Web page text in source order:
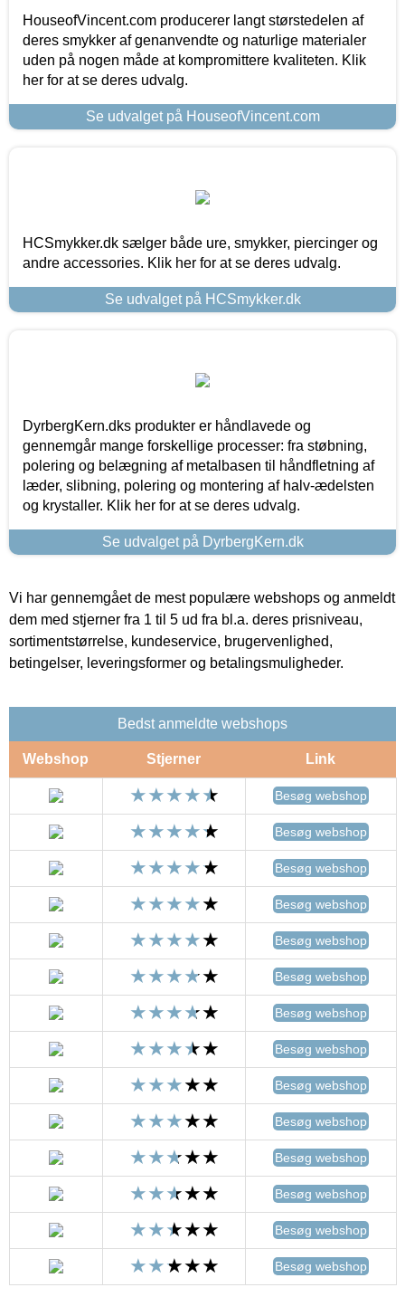
HouseofVincent.com producerer langt størstedelen af
deres smykker af genanvendte og naturlige materialer
uden på nogen måde at kompromittere kvaliteten. Klik
her for at se deres udvalg.
Se udvalget på HouseofVincent.com
HCSmykker.dk sælger både ure, smykker, piercinger og
andre accessories. Klik her for at se deres udvalg.
Se udvalget på HCSmykker.dk
DyrbergKern.dks produkter er håndlavede og
gennemgår mange forskellige processer: fra støbning,
polering og belægning af metalbasen til håndfletning af
læder, slibning, polering og montering af halv-ædelsten
og krystaller. Klik her for at se deres udvalg.
Se udvalget på DyrbergKern.dk
Vi har gennemgået de mest populære webshops og anmeldt
dem med stjerner fra 1 til 5 ud fra bl.a. deres prisniveau,
sortimentstørrelse, kundeservice, brugervenlighed,
betingelser, leveringsformer og betalingsmuligheder.
Bedst anmeldte webshops
Webshop Stjerner Link
Besøg webshop
Besøg webshop
Besøg webshop
Besøg webshop
Besøg webshop
Besøg webshop
Besøg webshop
Besøg webshop
Besøg webshop
Besøg webshop
Besøg webshop
Besøg webshop
Besøg webshop
Besøg webshop